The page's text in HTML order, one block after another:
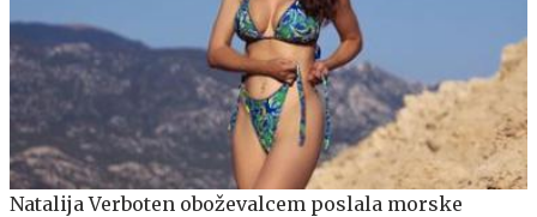
Natalija Verboten oboževalcem poslala morske